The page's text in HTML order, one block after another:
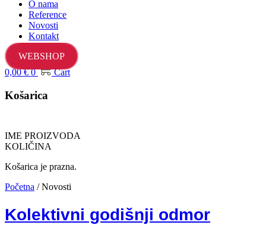
O nama
Reference
Novosti
Kontakt
WEBSHOP
0,00€ 0 Cart
Košarica
IME PROIZVODA
KOLIČINA
Košarica je prazna.
Početna / Novosti
Kolektivni godišnji odmor